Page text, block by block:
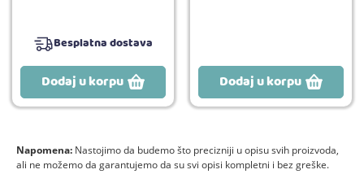
Besplatna dostava
Dodaj u korpu Dodaj u korpu
Napomena: Nastojimo da budemo što precizniji u opisu svih proizvoda,
ali ne možemo da garantujemo da su svi opisi kompletni i bez greške.